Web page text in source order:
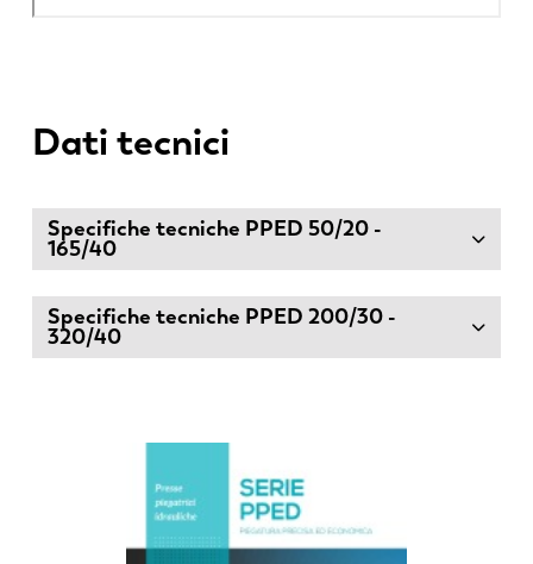
Dati tecnici
Specifiche tecniche PPED 50/20 -
165/40
Specifiche tecniche PPED 200/30 -
320/40
NL